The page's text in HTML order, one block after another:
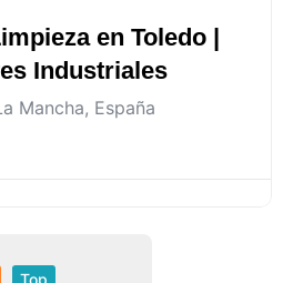
en Toledo |
Industriales
Mancha, España
Top